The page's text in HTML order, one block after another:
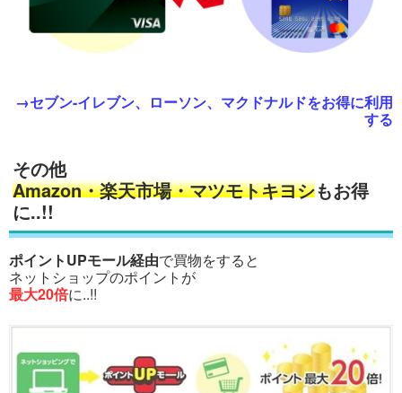
→セブン-イレブン、ローソン、マクドナルドをお得に利用
する
その他
Amazon・楽天市場・マツモトキヨシもお得
に..!!
ポイントUPモール経由で買物をすると
ネットショップのポイントが
最大20倍に..!!